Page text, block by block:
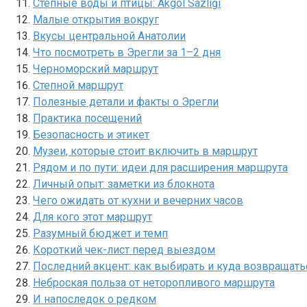
Степные воды и птицы: Аkgöl Sazlığı
Малые открытия вокруг
Вкусы центральной Анатолии
Что посмотреть в Эрегли за 1–2 дня
Черноморский маршрут
Степной маршрут
Полезные детали и факты о Эрегли
Практика посещений
Безопасность и этикет
Музеи, которые стоит включить в маршрут
Рядом и по пути: идеи для расширения маршрута
Личный опыт: заметки из блокнота
Чего ожидать от кухни и вечерних часов
Для кого этот маршрут
Разумный бюджет и темп
Короткий чек-лист перед выездом
Последний акцент: как выбирать и куда
Неброская польза от неторопливого маршрута
И напоследок о редком